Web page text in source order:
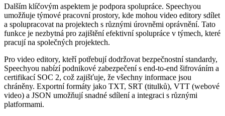
Dalším klíčovým aspektem je podpora spolupráce. Speechyou
umožňuje týmové pracovní prostory, kde mohou video editory sdílet
a spolupracovat na projektech s různými úrovněmi oprávnění. Tato
funkce je nezbytná pro zajištění efektivní spolupráce v týmech, které
pracují na společných projektech.
Pro video editory, kteří potřebují dodržovat bezpečnostní standardy,
Speechyou nabízí podnikové zabezpečení s end-to-end šifrováním a
certifikací SOC 2, což zajišťuje, že všechny informace jsou
chráněny. Exportní formáty jako TXT, SRT (titulků), VTT (webové
video) a JSON umožňují snadné sdílení a integraci s různými
platformami.